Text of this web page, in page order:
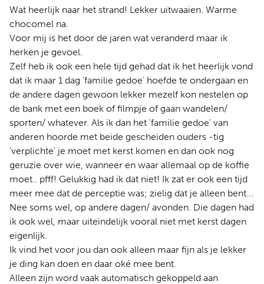
Wat heerlijk naar het strand! Lekker uitwaaien. Warme
chocomel na.
Voor mij is het door de jaren wat veranderd maar ik
herken je gevoel.
Zelf heb ik ook een hele tijd gehad dat ik het heerlijk vond
dat ik maar 1 dag 'familie gedoe' hoefde te ondergaan en
de andere dagen gewoon lekker mezelf kon nestelen op
de bank met een boek of filmpje of gaan wandelen/
sporten/ whatever. Als ik dan het 'familie gedoe' van
anderen hoorde met beide gescheiden ouders -tig
'verplichte' je moet met kerst komen en dan ook nog
geruzie over wie, wanneer en waar allemaal op de koffie
moet.. pfff! Gelukkig had ik dat niet! Ik zat er ook een tijd
meer mee dat de perceptie was; zielig dat je alleen bent...
Nee soms wel, op andere dagen/ avonden. Die dagen had
ik ook wel, maar uiteindelijk vooral niet met kerst dagen
eigenlijk.
Ik vind het voor jou dan ook alleen maar fijn als je lekker
je ding kan doen en daar oké mee bent.
Alleen zijn word vaak automatisch gekoppeld aan